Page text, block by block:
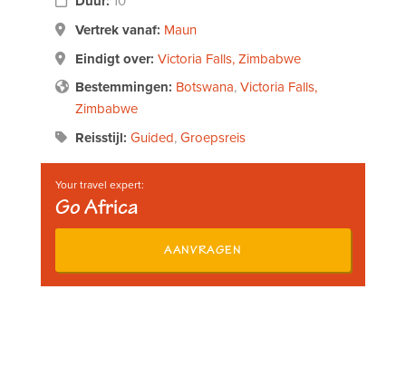
Vertrek vanaf: Maun
Eindigt over: Victoria Falls, Zimbabwe
Bestemmingen: Botswana,Victoria Falls,
Zimbabwe
Reisstijl: Guided,Groepsreis
Your travel expert:
Go Africa
AANVRAGEN